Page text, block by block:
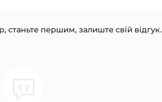
станьте першим, залиште свій відгук.